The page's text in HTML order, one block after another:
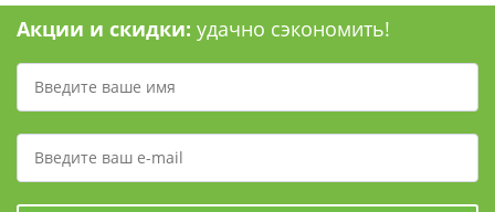
Акции и скидки: удачно сэкономить!